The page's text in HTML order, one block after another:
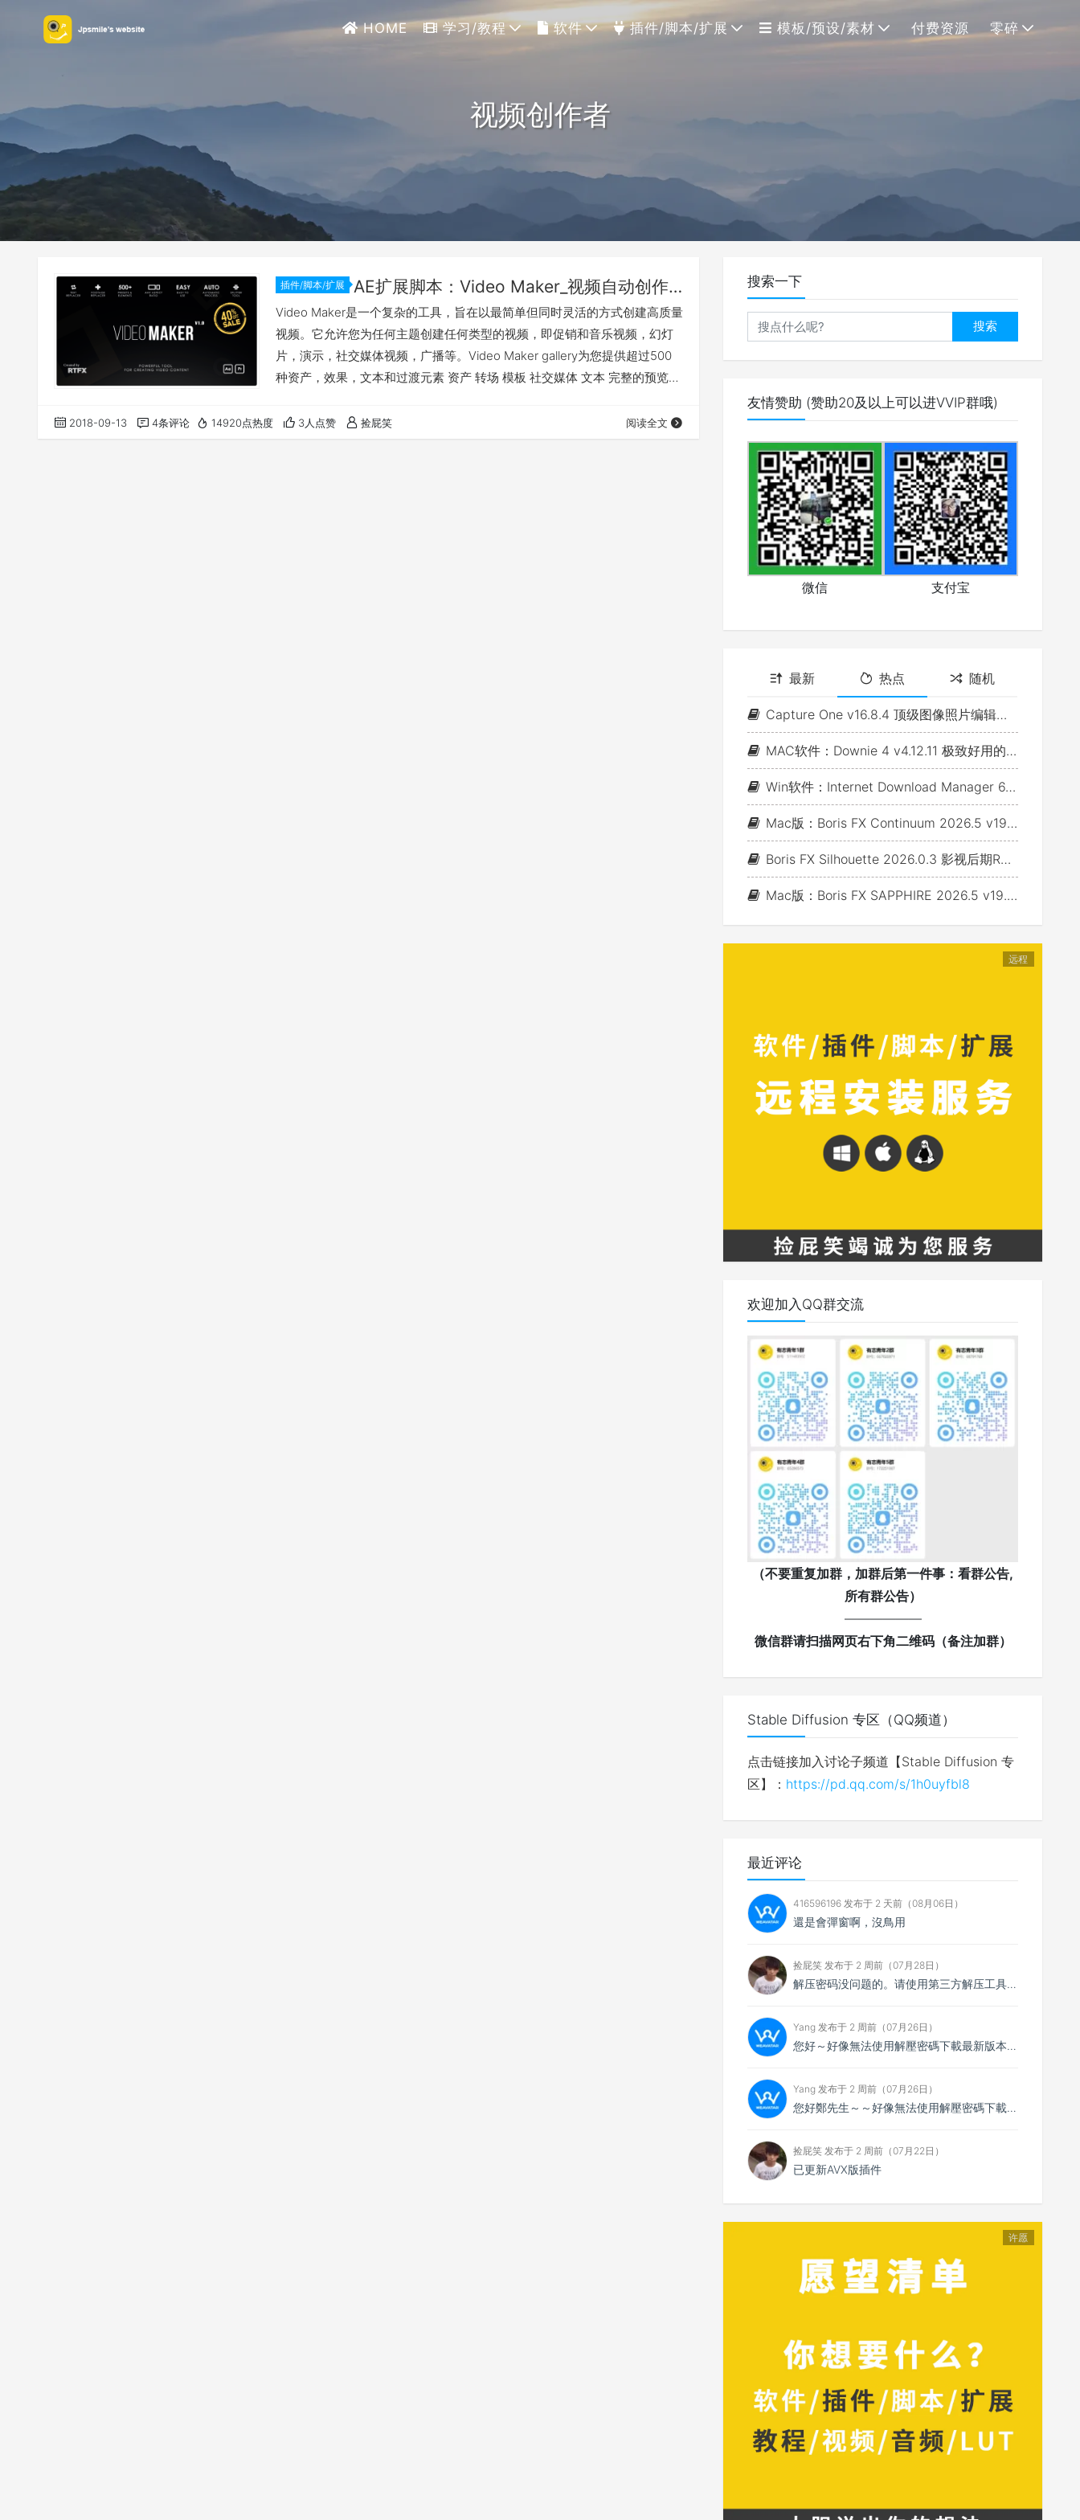
HOME 学习/教程 软件 插件/脚本/扩展 模板/预设/素材 付费资源 零碎
视频创作者
插件/脚本/扩展 AE扩展脚本：Video Maker_视频自动创作剪辑神器[Win&Mac]
Video Maker是一个复杂的工具，旨在以最简单但同时灵活的方式创建高质量
视频。它允许您为任何主题创建任何类型的视频，即促销和音乐视频，幻灯
片，演示，社交媒体视频，广播等。Video Maker gallery为您提供超过500
种资产，效果，文本和过渡元素 资产 转场 模板 社交媒体 文本 完整的预览列
“VideoMaker”到“C:\Program Files\Common Files\Adobe\CEP\ext…
2018-09-13 4条评论 14920点热度 3人点赞 捡屁笑 阅读全文
搜索一下
搜索
友情赞助 (赞助20及以上可以进VVIP群哦)
微信 支付宝
最新 热点 随机
Capture One v16.8.4 顶级图像照片编辑软件(Win&Mac)
MAC软件：Downie 4 v4.12.11 极致好用的视频下载利器
Win软件：Internet Download Manager 6.43 Build 7 - 网络资源下载神器IDM_支持下载各类网站视音频
Mac版：Boris FX Continuum 2026.5 v19.5.4_BCC视频特效及转场套装 For AE/PR/FCP/Motion/Avid/OFX(Fusion/ Resolve/Nukex等)
Boris FX Silhouette 2026.0.3 影视后期Roto抠像Paint视效合成软件+Adobe/OFX插件 (Win&Mac&Linux)
Mac版：Boris FX SAPPHIRE 2026.5 v19.5 蓝宝石视效插件_For AE/PR/Avid/OFX(Nuke/Resolve/Fusion等)
远程
欢迎加入QQ群交流
（不要重复加群，加群后第一件事：看群公告,
所有群公告）
——————
微信群请扫描网页右下角二维码（备注加群）
Stable Diffusion 专区（QQ频道）
点击链接加入讨论子频道【Stable Diffusion 专
区】： https://pd.qq.com/s/1h0uyfbl8
最近评论
416596196 发布于 2 天前（08月06日）
還是會彈窗啊，沒鳥用
捡屁笑 发布于 2 周前（07月28日）
解压密码没问题的。请使用第三方解压工具解压，比如7zip
Yang 发布于 2 周前（07月26日）
您好～好像無法使用解壓密碼下載最新版本，想請您看看
Yang 发布于 2 周前（07月26日）
您好鄭先生～～好像無法使用解壓密碼下載最新的4.0.4版本，不知能否請你協助排除障礙～
捡屁笑 发布于 2 周前（07月22日）
已更新AVX版插件
许愿